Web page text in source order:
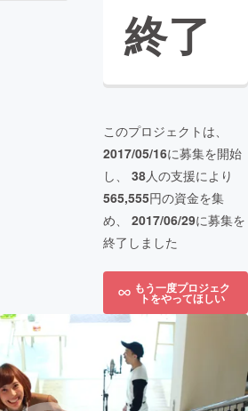
終了
このプロジェクトは、
2017/05/16に募集を開始
し、 38人の支援により
565,555円の資金を集
め、 2017/06/29に募集を
終了しました
もう一度プロジェク
トをやってほしい